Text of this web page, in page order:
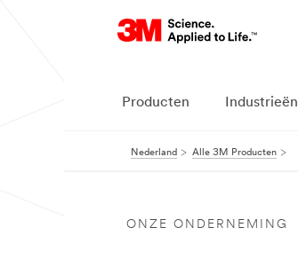
Producten Industrieën
Nederland Alle 3M Producten
ONZE ONDERNEMING